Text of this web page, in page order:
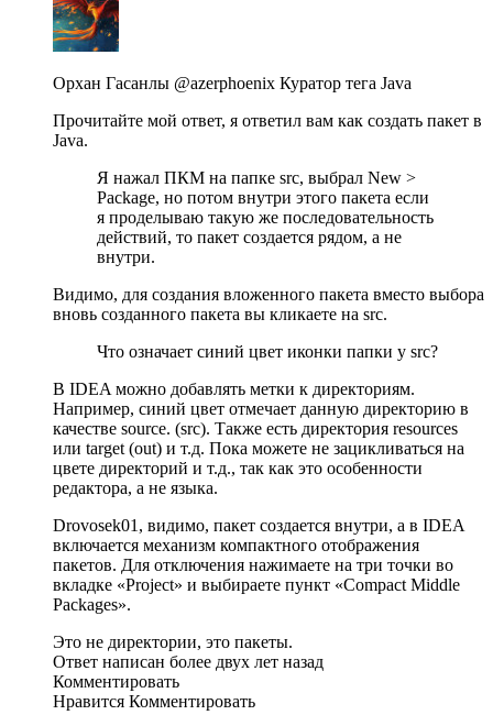
Орхан Гасанлы @azerphoenix Куратор тега Java
Прочитайте мой ответ, я ответил вам как создать пакет в
Java.
Я нажал ПКМ на папке src, выбрал New >
Package, но потом внутри этого пакета если
я проделываю такую же последовательность
действий, то пакет создается рядом, а не
внутри.
Видимо, для создания вложенного пакета вместо выбора
вновь созданного пакета вы кликаете на src.
Что означает синий цвет иконки папки у src?
В IDEA можно добавлять метки к директориям.
Например, синий цвет отмечает данную директорию в
качестве source. (src). Также есть директория resources
или target (out) и т.д. Пока можете не зацикливаться на
цвете директорий и т.д., так как это особенности
редактора, а не языка.
Drovosek01, видимо, пакет создается внутри, а в IDEA
включается механизм компактного отображения
пакетов. Для отключения нажимаете на три точки во
вкладке «Project» и выбираете пункт «Compact Middle
Packages».
Это не директории, это пакеты.
Ответ написан более двух лет назад
Комментировать
Нравится Комментировать